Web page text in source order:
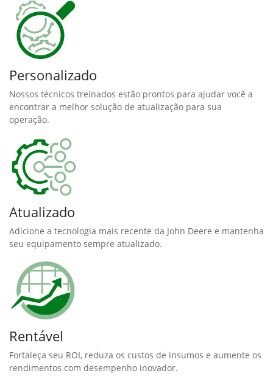
Personalizado
Nossos técnicos treinados estão prontos para ajudar você a
encontrar a melhor solução de atualização para sua
operação.
Atualizado
Adicione a tecnologia mais recente da John Deere e mantenha
seu equipamento sempre atualizado.
Rentável
Fortaleça seu ROI, reduza os custos de insumos e aumente os
rendimentos com desempenho inovador.